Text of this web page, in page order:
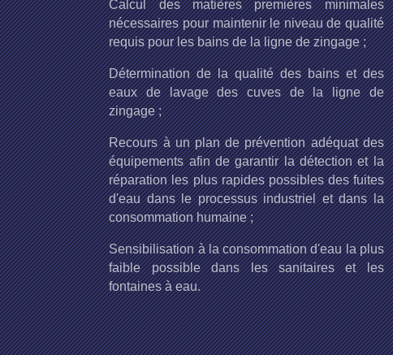
Calcul des matières premières minimales
nécessaires pour maintenir le niveau de qualité
requis pour les bains de la ligne de zingage ;
Détermination de la qualité des bains et des
eaux de lavage des cuves de la ligne de
zingage ;
Recours à un plan de prévention adéquat des
équipements afin de garantir la détection et la
réparation les plus rapides possibles des fuites
d'eau dans le processus industriel et dans la
consommation humaine ;
Sensibilisation à la consommation d'eau la plus
faible possible dans les sanitaires et les
fontaines à eau.